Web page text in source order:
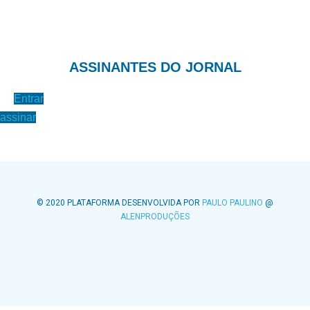
ASSINANTES DO JORNAL
Entrar
assinar
© 2020 PLATAFORMA DESENVOLVIDA POR PAULO PAULINO @
ALENPRODUÇÕES